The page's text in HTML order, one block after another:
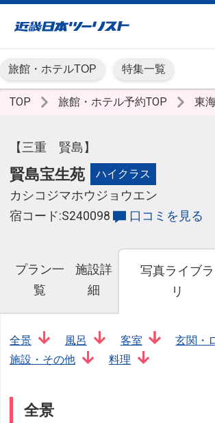
旅館・ホテルTOP 特集一覧
TOP 旅館・ホテル予約TOP 東
【三重 賢島】
賢島宝生苑 ハイクラス
カシコジマホウジョウエン
宿コード:S240098
口コミを見る
プラン一
覧
施設詳
細
写真ライブラ
リ
全景 風呂 客室
玄関・
施設・その他
料理
全景